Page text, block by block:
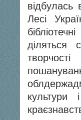
відбулась
Лесі
діляться
культури